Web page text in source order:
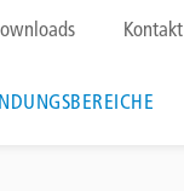
Kontakt